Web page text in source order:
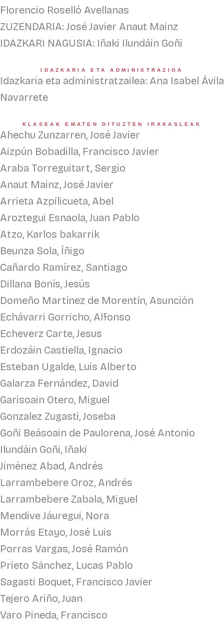
Florencio Roselló Avellanas
ZUZENDARIA: José Javier Anaut Mainz
IDAZKARI NAGUSIA: Iñaki Ilundáin Goñi
IDAZKARIA ETA ADMINISTRAZIOA
Idazkaria eta administratzailea: Ana Isabel Ávila
Navarrete
KLASEAK EMATEN DITUZTEN IRAKASLEAK
Ahechu Zunzarren, José Javier
Aizpún Bobadilla, Francisco Javier
Araba Torreguitart, Sergio
Anaut Mainz, José Javier
Arrieta Azpilicueta, Abel
Aroztegui Esnaola, Juan Pablo
Atzo, Karlos bakarrik
Beunza Sola, Íñigo
Cañardo Ramírez, Santiago
Dillana Bonís, Jesús
Domeño Martínez de Morentín, Asunción
Echávarri Gorricho, Alfonso
Echeverz Carte, Jesus
Erdozáin Castiella, Ignacio
Esteban Ugalde, Luis Alberto
Galarza Fernández, David
Garisoain Otero, Miguel
Gonzalez Zugasti, Joseba
Goñi Beásoain de Paulorena, José Antonio
Ilundáin Goñi, Iñaki
Jiménez Abad, Andrés
Larrambebere Oroz, Andrés
Larrambebere Zabala, Miguel
Mendive Jáuregui, Nora
Morrás Etayo, José Luis
Porras Vargas, José Ramón
Prieto Sánchez, Lucas Pablo
Sagasti Boquet, Francisco Javier
Tejero Ariño, Juan
Varo Pineda, Francisco